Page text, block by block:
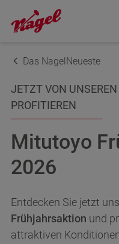
Das NagelNeueste
JETZT VON
PROFITIEREN
Mitutoyo
2026
Entdecken Sie jetzt
Frühjahrsaktion und
attraktiven